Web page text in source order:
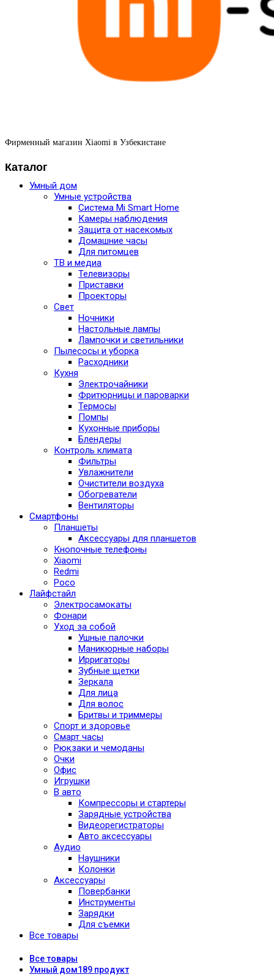
Фирменный магазин Xiaomi в Узбекистане
Каталог
Умный дом
Умные устройства
Система Mi Smart Home
Камеры наблюдения
Защита от насекомых
Домашние часы
Для питомцев
ТВ и медиа
Телевизоры
Приставки
Проекторы
Свет
Ночники
Настольные лампы
Лампочки и светильники
Пылесосы и уборка
Расходники
Кухня
Электрочайники
Фритюрницы и пароварки
Термосы
Помпы
Кухонные приборы
Блендеры
Контроль климата
Фильтры
Увлажнители
Очистители воздуха
Обогреватели
Вентиляторы
Смартфоны
Планшеты
Аксессуары для планшетов
Кнопочные телефоны
Xiaomi
Redmi
Poco
Лайфстайл
Электросамокаты
Фонари
Уход за собой
Ушные палочки
Маникюрные наборы
Ирригаторы
Зубные щетки
Зеркала
Для лица
Для волос
Бритвы и триммеры
Спорт и здоровье
Смарт часы
Рюкзаки и чемоданы
Очки
Офис
Игрушки
В авто
Компрессоры и стартеры
Зарядные устройства
Видеорегистраторы
Авто аксессуары
Аудио
Наушники
Колонки
Аксессуары
Повербанки
Инструменты
Зарядки
Для съемки
Все товары
Всетовары
Умный дом189 продукт